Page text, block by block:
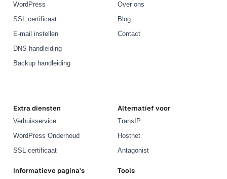
WordPress
SSL certificaat
E-mail instellen
DNS handleiding
Backup handleiding
Over ons
Blog
Contact
Extra diensten
Verhuisservice
WordPress Onderhoud
SSL certificaat
Alternatief voor
TransIP
Hostnet
Antagonist
Informatieve pagina's Tools